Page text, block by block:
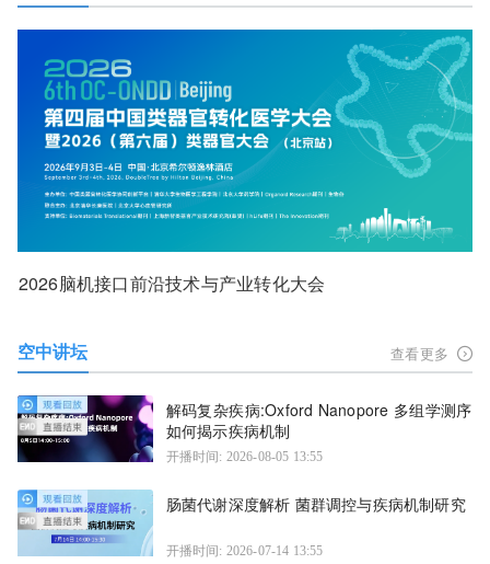
2026脑机接口前沿技术与产业转化大会
空中讲坛 查看更多
解码复杂疾病:Oxford Nanopore 多组学测序
如何揭示疾病机制
开播时间: 2026-08-05 13:55
肠菌代谢深度解析 菌群调控与疾病机制研究
开播时间: 2026-07-14 13:55